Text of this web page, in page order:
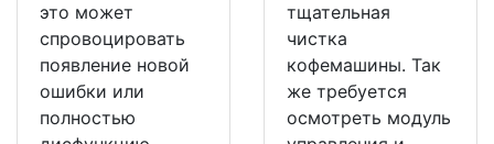
это может
спровоцировать
появление новой
ошибки или
полностью
тщательная
чистка
кофемашины. Так
же требуется
осмотреть модуль